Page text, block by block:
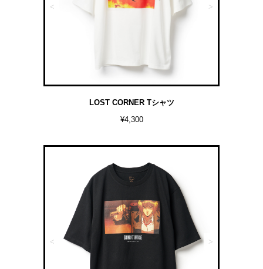
< >
LOST CORNER Tシャツ
¥4,300
< >